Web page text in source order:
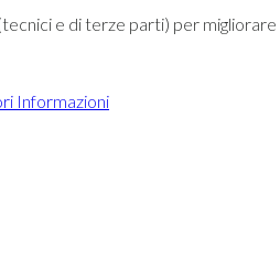
e di terze parti) per
Informazioni